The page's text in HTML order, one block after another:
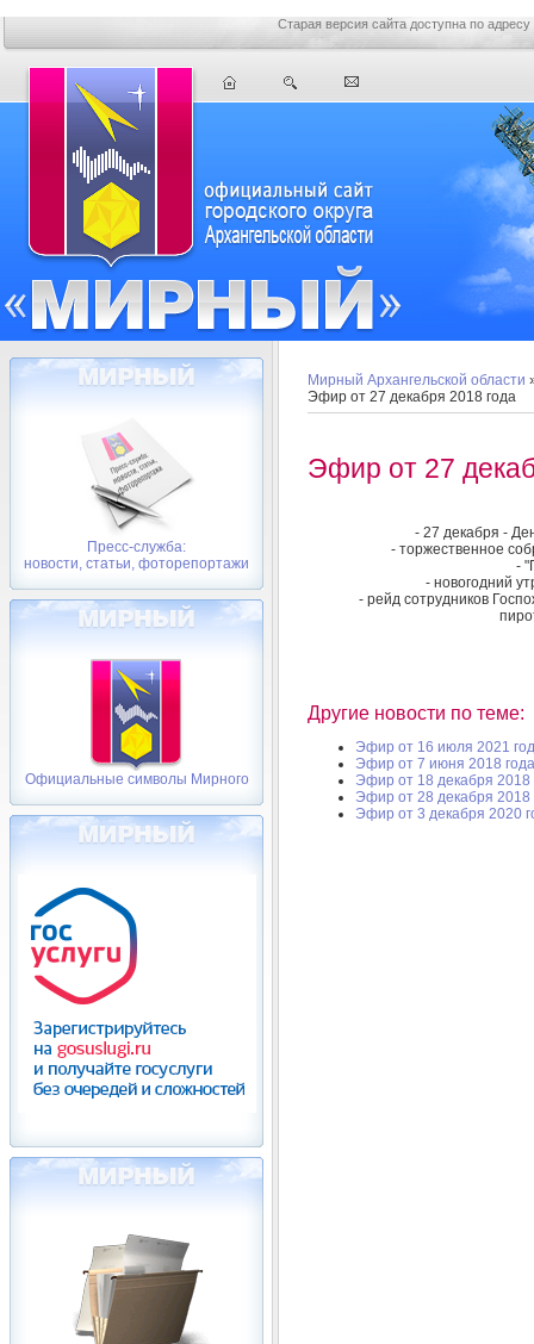
Старая версия сайта доступна по адресу
Пресс-служба:
новости, статьи, фоторепортажи
Официальные символы Мирного
Мирный Архангельской области
Эфир от 27 декабря 2018 года
Эфир от 27
- 27 декабря -
- торжественное
-
- новогодний
- рейд сотрудников
Другие новости по теме:
Эфир от 16 июля 2021
Эфир от 7 июня 2018 года
Эфир от 18 декабря 2018
Эфир от 28 декабря 2018
Эфир от 3 декабря 2020